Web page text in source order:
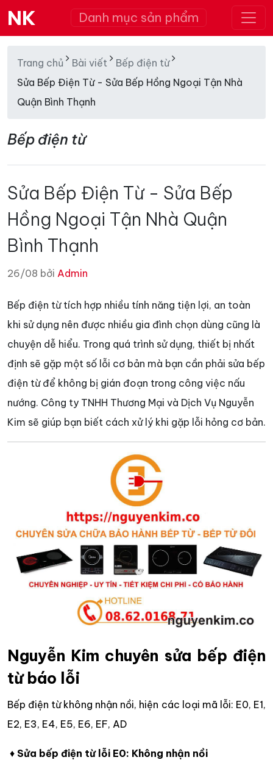
NK Danh mục sản phẩm
Trang chủ Bài viết
Bếp điện từ
Sửa Bếp Điện Từ - Sửa Bếp Hồng Ngoại Tận Nhà
Quận Bình Thạnh
Bếp điện từ
Sửa Bếp Điện Từ - Sửa Bếp
Hồng Ngoại Tận Nhà Quận
Bình Thạnh
26/08 bởi Admin
Bếp điện từ tích hợp nhiều tính năng tiện lợi, an toàn
khi sử dụng nên được nhiều gia đình chọn dùng cũng là
chuyện dễ hiểu. Trong quá trình sử dụng, thiết bị nhất
định sẽ gặp một số lỗi cơ bản mà bạn cần phải sửa bếp
điện từ để không bị gián đoạn trong công việc nấu
nướng. Công ty TNHH Thương Mại và Dịch Vụ Nguyễn
Kim sẽ giúp bạn biết cách xử lý khi gặp lỗi hỏng cơ bản.
Nguyễn Kim chuyên sửa bếp điện
từ báo lỗi
Bếp điện từ không nhận nồi, hiện các loại mã lỗi: E0, E1,
E2, E3, E4, E5, E6, EF, AD
♦ Sửa bếp điện từ lỗi E0: Không nhận nồi